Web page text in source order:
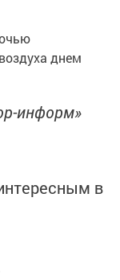
днем
информ»
в